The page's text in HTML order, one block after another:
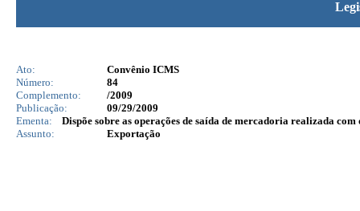
Ato:
Convênio ICMS
Número:
84
Complemento:
/2009
Publicação:
09/29/2009
Ementa:
Dispõe sobre as operações de saída de mercadoria realizada
Assunto:
Exportação